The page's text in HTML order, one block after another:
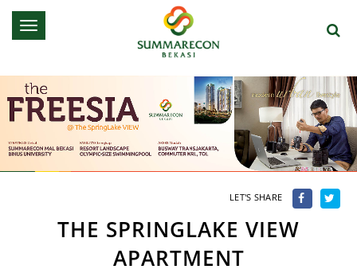
Toggle
LET'S SHARE
THE SPRINGLAKE VIEW
APARTMENT